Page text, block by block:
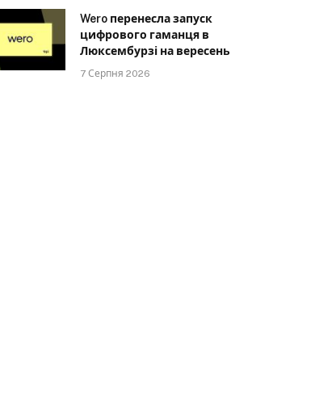
Wero перенесла запуск
цифрового гаманця в
Люксембурзі на вересень
7 Серпня 2026